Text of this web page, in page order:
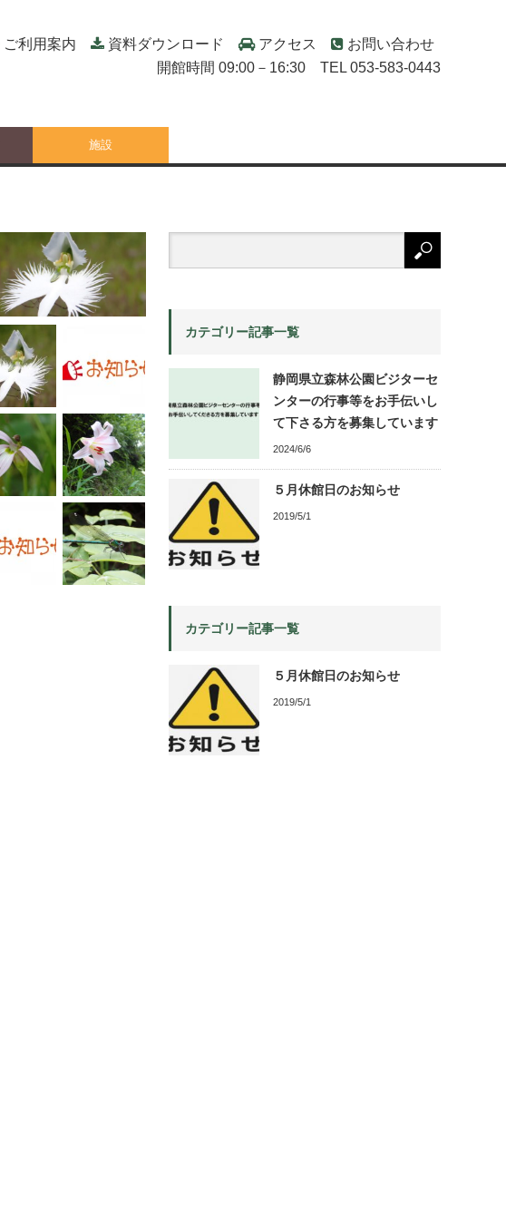
施設
ご利用案内 資料ダウンロード アクセス
お問い合わせ
開館時間 09:00－16:30 TEL 053-583-0443
カテゴリー記事一覧
静岡県立森林公園ビジターセ
ンターの行事等をお手伝いし
て下さる方を募集しています
2024/6/6
５月休館日のお知らせ
2019/5/1
カテゴリー記事一覧
５月休館日のお知らせ
2019/5/1